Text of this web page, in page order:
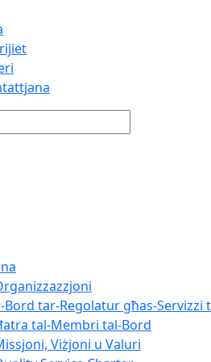
Bord tar-Regolatur għas-Servizzi
tal-Membri tal-Bord
Viżjoni u Valuri